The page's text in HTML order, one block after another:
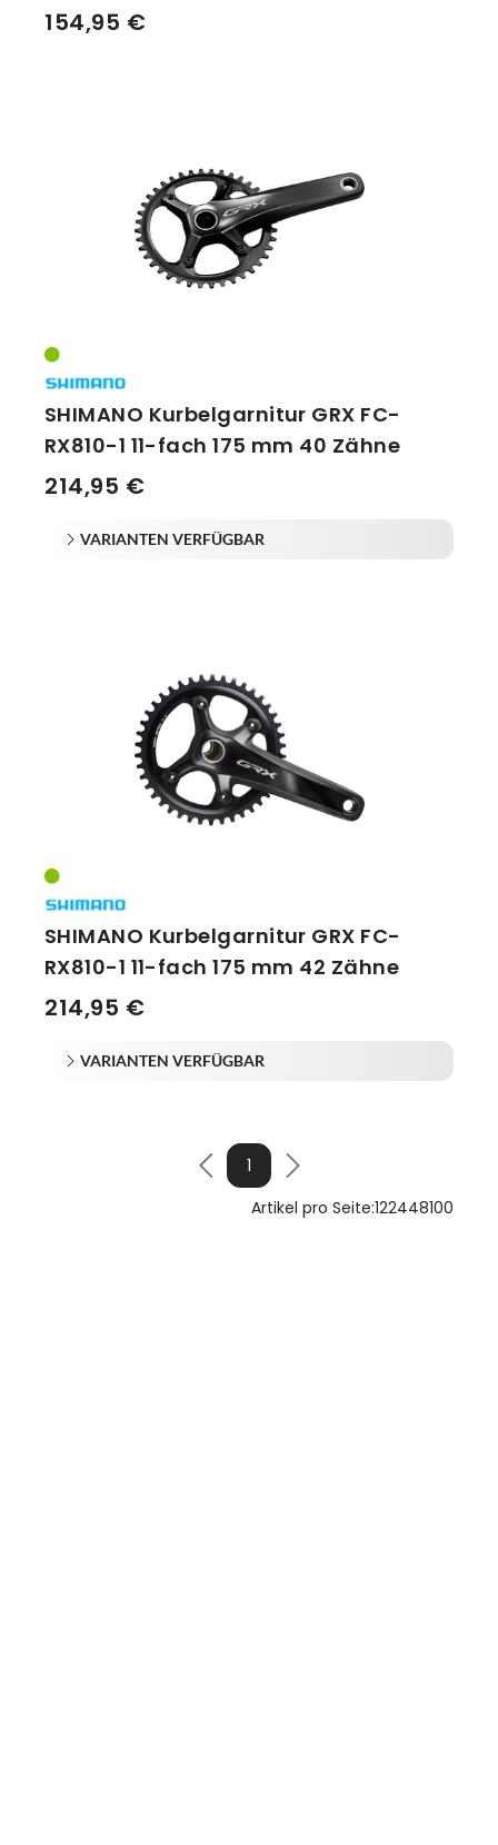
154,95 €
SHIMANO Kurbelgarnitur GRX FC-
RX810-1 11-fach 175 mm 40 Zähne
214,95 €
VARIANTEN VERFÜGBAR
SHIMANO Kurbelgarnitur GRX FC-
RX810-1 11-fach 175 mm 42 Zähne
214,95 €
VARIANTEN VERFÜGBAR
1
Artikel pro Seite:122448100